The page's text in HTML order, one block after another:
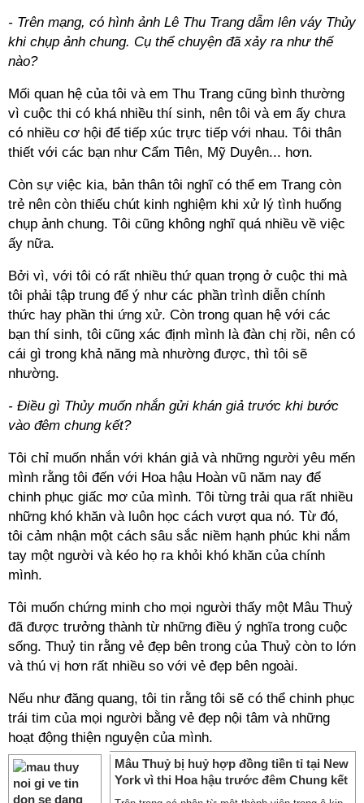
- Trên mạng, có hình ảnh Lê Thu Trang dẫm lên váy Thủy
khi chụp ảnh chung. Cụ thể chuyện đã xảy ra như thế
nào?
Mối quan hệ của tôi và em Thu Trang cũng bình thường
vì cuộc thi có khá nhiều thí sinh, nên tôi và em ấy chưa
có nhiều cơ hội để tiếp xúc trực tiếp với nhau. Tôi thân
thiết với các bạn như Cẩm Tiên, Mỹ Duyên... hơn.
Còn sự việc kia, bản thân tôi nghĩ có thể em Trang còn
trẻ nên còn thiếu chút kinh nghiệm khi xử lý tình huống
chụp ảnh chung. Tôi cũng không nghĩ quá nhiều về việc
ấy nữa.
Bởi vì, với tôi có rất nhiều thứ quan trọng ở cuộc thi mà
tôi phải tập trung để ý như các phần trình diễn chính
thức hay phần thi ứng xử. Còn trong quan hệ với các
bạn thí sinh, tôi cũng xác định mình là đàn chị rồi, nên có
cái gì trong khả năng mà nhường được, thì tôi sẽ
nhường.
- Điều gì Thủy muốn nhắn gửi khán giả trước khi bước
vào đêm chung kết?
Tôi chỉ muốn nhắn với khán giả và những người yêu mến
mình rằng tôi đến với Hoa hậu Hoàn vũ năm nay để
chinh phục giấc mơ của mình. Tôi từng trải qua rất nhiều
những khó khăn và luôn học cách vượt qua nó. Từ đó,
tôi cảm nhận một cách sâu sắc niềm hạnh phúc khi nắm
tay một người và kéo họ ra khỏi khó khăn của chính
mình.
Tôi muốn chứng minh cho mọi người thấy một Mâu Thuỷ
đã được trưởng thành từ những điều ý nghĩa trong cuộc
sống. Thuỷ tin rằng vẻ đẹp bên trong của Thuỷ còn to lớn
và thú vị hơn rất nhiều so với vẻ đẹp bên ngoài.
Nếu như đăng quang, tôi tin rằng tôi sẽ có thể chinh phục
trái tim của mọi người bằng vẻ đẹp nội tâm và những
hoạt động thiện nguyện của mình.
Mâu Thuỷ bị huỷ hợp đồng tiền tỉ tại New
York vì thi Hoa hậu trước đêm Chung kết